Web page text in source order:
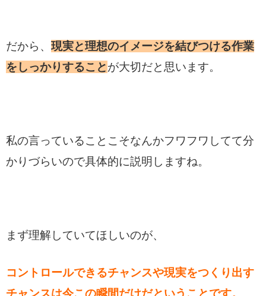
だから、 現実と理想のイメージを結びつける作業
をしっかりすることが大切だと思います。
私の言っていることこそなんかフワフワしてて分
かりづらいので具体的に説明しますね。
まず理解していてほしいのが、
コントロールできるチャンスや現実をつくり出す
チャンスは今この瞬間だけだということです。